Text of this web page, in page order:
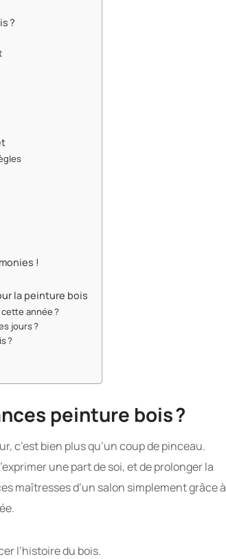
?
!
la peinture bois
année ?
jours ?
?
peinture bois ?
c’est bien plus qu’un coup de pinceau.
une part de soi, et de prolonger la
maîtresses d’un salon simplement grâce à
l’histoire du bois.